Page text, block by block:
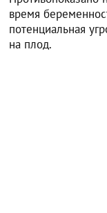
время
потенциальная
на плод.